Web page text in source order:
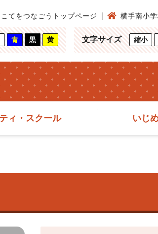
こてをつなごうトップページ 横手南小
青 黒 黄 文字サイズ 縮小
ィ・スクール いじ